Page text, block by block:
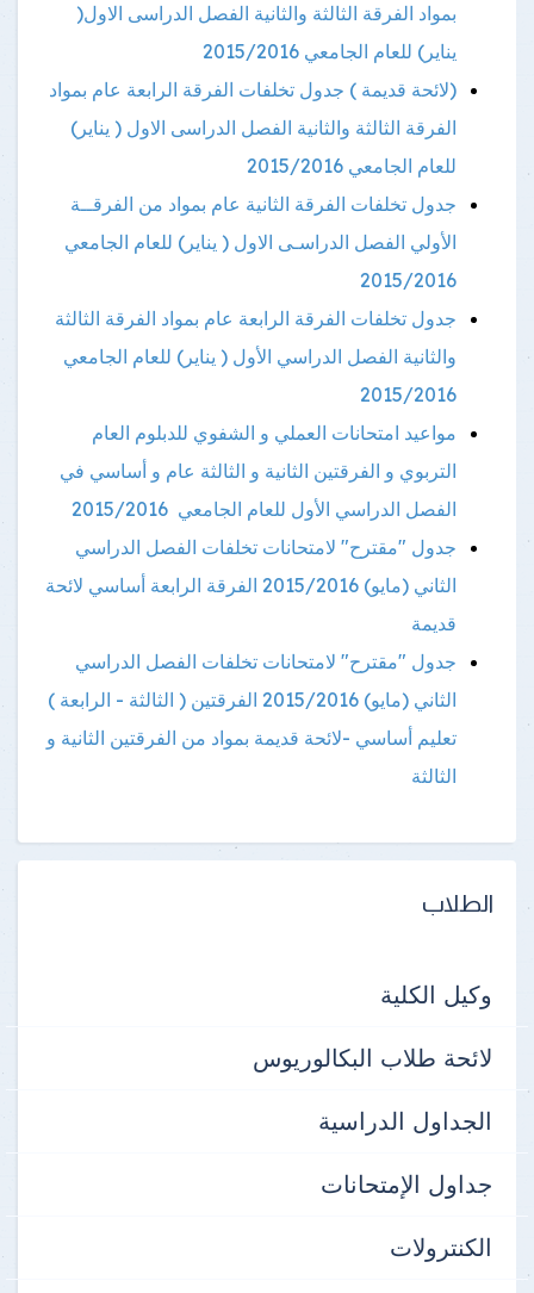
بمواد الفرقة الثالثة والثانية الفصل الدراسى الاول(
يناير) للعام الجامعي 2015/2016
(لائحة قديمة ) جدول تخلفات الفرقة الرابعة عام بمواد
الفرقة الثالثة والثانية الفصل الدراسى الاول ( يناير)
للعام الجامعي 2015/2016
جدول تخلفات الفرقة الثانية عام بمواد من الفرقــة
الأولي الفصل الدراسـى الاول ( يناير) للعام الجامعي
2015/2016
جدول تخلفات الفرقة الرابعة عام بمواد الفرقة الثالثة
والثانية الفصل الدراسي الأول ( يناير) للعام الجامعي
2015/2016
مواعيد امتحانات العملي و الشفوي للدبلوم العام
التربوي و الفرقتين الثانية و الثالثة عام و أساسي في
الفصل الدراسي الأول للعام الجامعي 2015/2016
جدول "مقترح" لامتحانات تخلفات الفصل الدراسي
الثاني (مايو) 2015/2016 الفرقة الرابعة أساسي لائحة
قديمة
جدول "مقترح" لامتحانات تخلفات الفصل الدراسي
الثاني (مايو) 2015/2016 الفرقتين ( الثالثة - الرابعة )
تعليم أساسي -لائحة قديمة بمواد من الفرقتين الثانية و
الثالثة
الطلاب
وكيل الكلية
لائحة طلاب البكالوريوس
الجداول الدراسية
جداول الإمتحانات
الكنترولات